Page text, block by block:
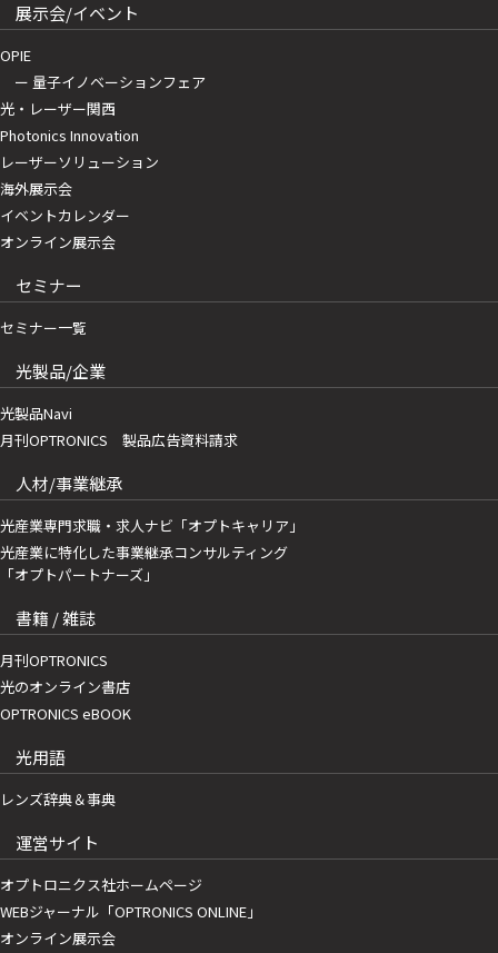
展示会/イベント
OPIE
ー 量子イノベーションフェア
光・レーザー関西
Photonics Innovation
レーザーソリューション
海外展示会
イベントカレンダー
オンライン展示会
セミナー
セミナー一覧
光製品/企業
光製品Navi
月刊OPTRONICS 製品広告資料請求
人材/事業継承
光産業専門求職・求人ナビ「オプトキャリア」
光産業に特化した事業継承コンサルティング
「オプトパートナーズ」
書籍 / 雑誌
月刊OPTRONICS
光のオンライン書店
OPTRONICS eBOOK
光用語
レンズ辞典＆事典
運営サイト
オプトロニクス社ホームページ
WEBジャーナル「OPTRONICS ONLINE」
オンライン展示会